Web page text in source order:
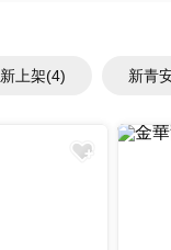
新上架(4) 新青